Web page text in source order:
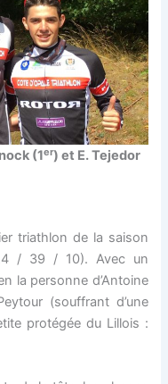
(1er) et E. Tejedor
triathlon de la saison
/ 39 / 10). Avec un
la personne d’Antoine
(souffrant d’une
protégée du Lillois :